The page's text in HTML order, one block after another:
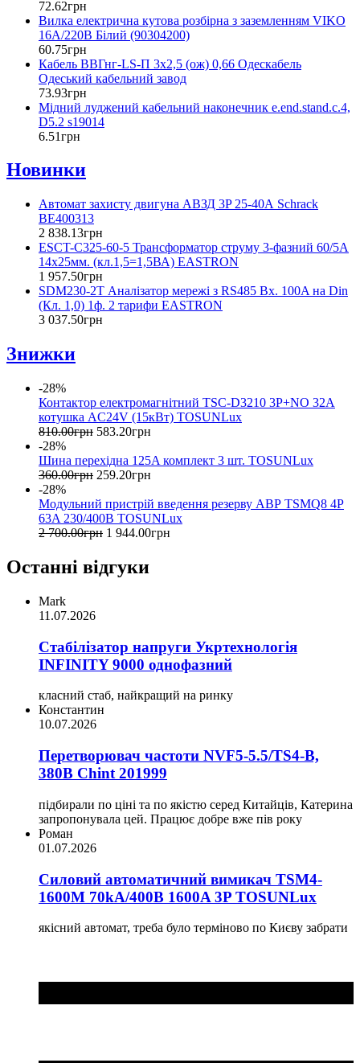
72.62грн
Вилка електрична кутова розбірна з заземленням VIKO
16А/220В Білий (90304200)
60.75грн
Кабель ВВГнг-LS-П 3х2,5 (ож) 0,66 Одескабель
Одеський кабельний завод
73.93грн
Мідний луджений кабельний наконечник e.end.stand.c.4,
D5.2 s19014
6.51грн
Новинки
Автомат захисту двигуна АВЗД 3P 25-40А Schrack
BE400313
2 838.13грн
ESCT-C325-60-5 Трансформатор струму 3-фазний 60/5А
14x25мм. (кл.1,5=1,5ВА) EASTRON
1 957.50грн
SDM230-2T Аналізатор мережі з RS485 Вх. 100A на Din
(Кл. 1,0) 1ф. 2 тарифи EASTRON
3 037.50грн
Знижки
-28%
Контактор електромагнітний TSC-D3210 3P+NO 32А
котушка AC24V (15кВт) TOSUNLux
810.00грн 583.20грн
-28%
Шина перехідна 125A комплект 3 шт. TOSUNLux
360.00грн 259.20грн
-28%
Модульний пристрій введення резерву АВР TSMQ8 4Р
63A 230/400В TOSUNLux
2 700.00грн 1 944.00грн
Останні відгуки
Mark
11.07.2026
Стабілізатор напруги Укртехнологія
INFINITY 9000 однофазний
класний стаб, найкращий на ринку
Константин
10.07.2026
Перетворювач частоти NVF5-5.5/TS4-B,
380В Chint 201999
підбирали по ціні та по якістю серед Китайців, Катерина
запропонувала цей. Працює добре вже пів року
Роман
01.07.2026
Силовий автоматичний вимикач TSM4-
1600M 70kA/400B 1600A 3P TOSUNLux
якісний автомат, треба було терміново по Києву забрати